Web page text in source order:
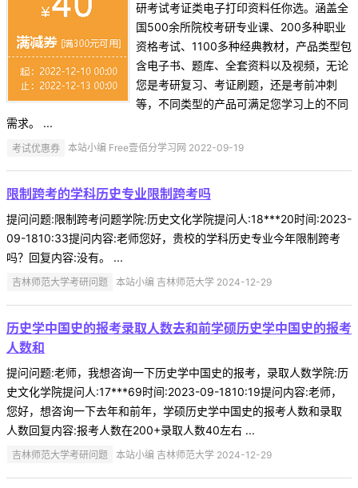
研考试考证类电子打印资料任你选。涵盖全
国500余所院校考研专业课、200多种职业
资格考试、1100多种经典教材，产品类型包
含电子书、题库、全套资料以及视频，无论
您是考研复习、考证刷题，还是考前冲刺
等，不同类型的产品可满足您学习上的不同
需求。 ...
考试优惠券 本站小编 Free壹佰分学习网 2022-09-19
限制跨考的学科历史专业限制跨考吗
提问问题:限制跨考问题学院:历史文化学院提问人:18***20时间:2023-
09-1810:33提问内容:老师您好，贵校的学科历史专业今年限制跨考
吗？回复内容:没有。 ...
吉林师范大学考研问题 本站小编 吉林师范大学 2024-12-29
历史学中国史的报考录取人数去和前学硕历史学中国史的报考
人数和
提问问题:老师，我想咨询一下历史学中国史的报考，录取人数学院:历
史文化学院提问人:17***69时间:2023-09-1810:19提问内容:老师，
您好，想咨询一下去年和前年，学硕历史学中国史的报考人数和录取
人数回复内容:报考人数在200+录取人数40左右 ...
吉林师范大学考研问题 本站小编 吉林师范大学 2024-12-29